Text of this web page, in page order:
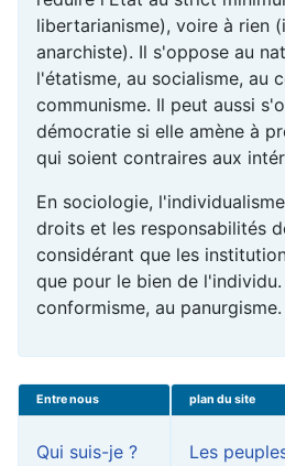
libertarianisme), voire à rien
anarchiste). Il s'oppose au
l'étatisme, au socialisme, au
communisme. Il peut aussi
démocratie si elle amène à
qui soient contraires aux
En sociologie,
droits et les responsabilités
considérant que les
que pour le bien de
conformisme, au panurgisme.
Entre nous
Qui suis-je ?
plan du site
Les